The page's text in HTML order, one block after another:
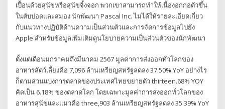
เปื้อนด้วยสุนัขหรือสุนัขจิ้งจอก พวกเขาสามารถทำให้เนื้องอกก่อตัวขึ้น
ในตับปอดและสมอง นักพัฒนา Pascal Inc. ไม่ได้ให้รายละเอียดเกี่ยว
กับแนวทางปฏิบัติด้านความเป็นส่วนตัวและการจัดการข้อมูลไปยัง
Apple สำหรับข้อมูลเพิ่มเติมดูนโยบายความเป็นส่วนตัวของนักพัฒนา
ตั้งแต่เดือนมกราคมถึงมีนาคม 2567 มูลค่าการส่งออกทั่วโลกของ
อาหารสัตว์เลี้ยงคือ 7,096 ล้านเหรียญสหรัฐลดลง 37.50% YoY อย่างไร
ก็ตามส่วนแบ่งการตลาดของประเทศไทยขยายตัว thirteen.68% YOY
คิดเป็น 6.18% ของตลาดโลก โดยเฉพาะมูลค่าการส่งออกทั่วโลกของ
อาหารสุนัขและแมวคือ three,903 ล้านเหรียญสหรัฐลดลง 35.39% YoY